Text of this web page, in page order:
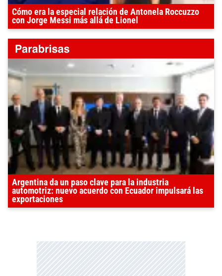
Cómo era la especial relación de Antonela Roccuzzo
con Jorge Messi más allá de Lionel
Argentina da un paso clave para la industria
automotriz: nuevo acuerdo con Ecuador impulsará las
exportaciones